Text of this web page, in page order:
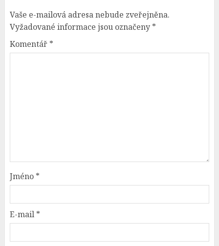
Vaše e-mailová adresa nebude zveřejněna.
Vyžadované informace jsou označeny *
Komentář *
Jméno *
E-mail *